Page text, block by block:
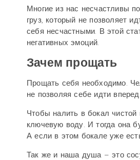
Многие из нас несчастливы
груз, который не позволяет
себя несчастными. В этой
негативных эмоций.
Зачем прощать
Прощать себя необходимо.
не позволяя себе идти
Чтобы налить в бокал
ключевую воду. И тогда она
А если в этом бокале уже
Так же и наша душа – это